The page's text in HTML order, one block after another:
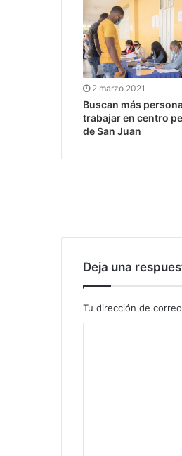
2 marzo 2021
Buscan más
trabajar en centro
de San Juan
Deja una
Tu dirección de